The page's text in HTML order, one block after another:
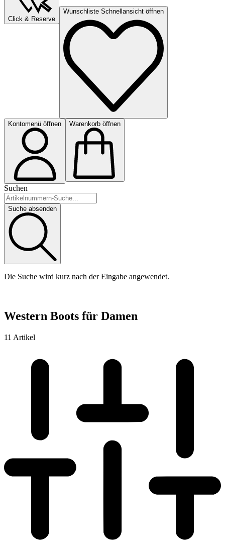
Click & Reserve
Wunschliste Schnellansicht öffnen
Kontomenü öffnen Warenkorb öffnen
Suchen
Suche absenden
Die Suche wird kurz nach der Eingabe angewendet.
Western Boots für Damen
11 Artikel